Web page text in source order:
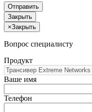
Отправить
Закрыть
×Закрыть
Вопрос специалисту
Продукт
Ваше имя
Телефон